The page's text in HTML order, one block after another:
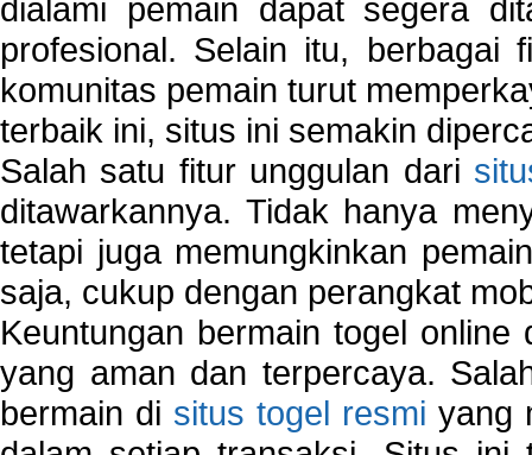
dialami pemain dapat segera
profesional. Selain itu, berbagai
komunitas pemain turut
terbaik ini, situs ini semakin
Salah satu fitur unggulan dari
ditawarkannya. Tidak hanya
tetapi juga memungkinkan
saja, cukup dengan perangkat
Keuntungan bermain togel
yang aman dan terpercaya.
bermain di situs togel resmi yang